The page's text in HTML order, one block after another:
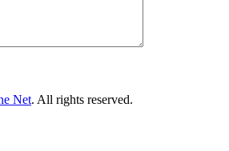
Net. All rights reserved.